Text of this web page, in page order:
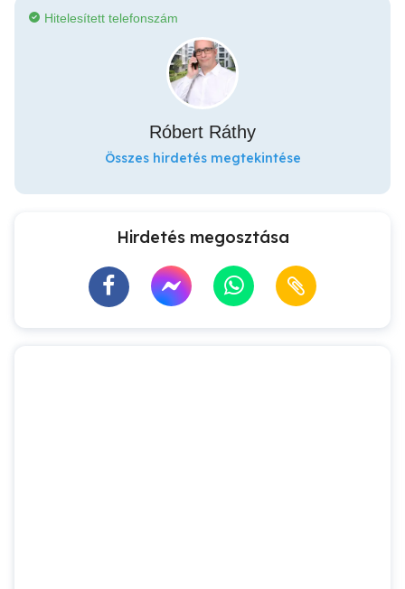
Hitelesített telefonszám
Róbert Ráthy
Összes hirdetés megtekintése
Hirdetés megosztása